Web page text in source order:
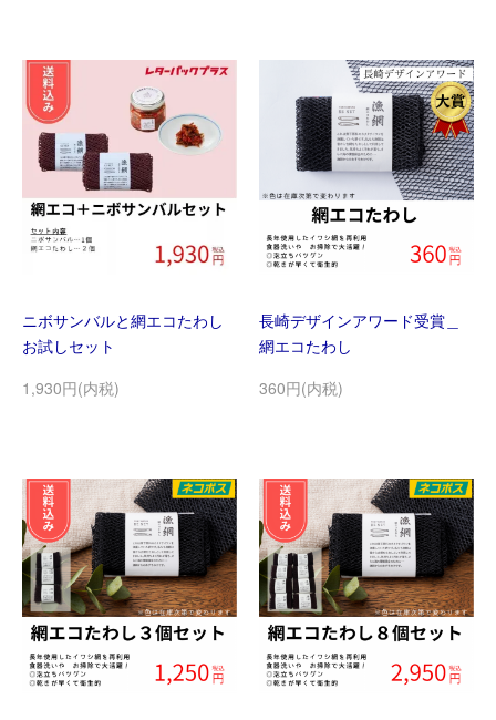
ニボサンバルと網エコたわし
お試しセット
1,930円(内税)
長崎デザインアワード受賞＿
網エコたわし
360円(内税)